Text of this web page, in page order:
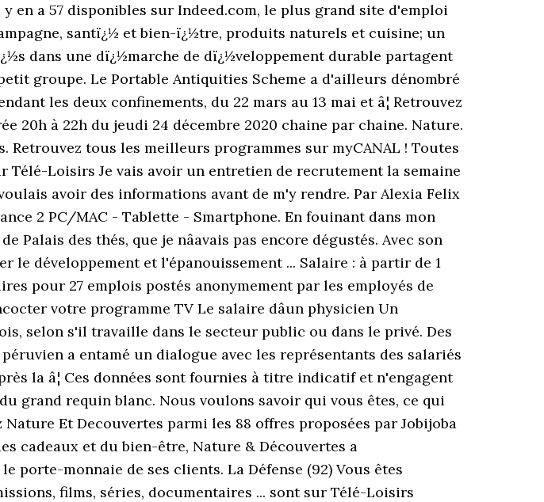
en a 57 disponibles sur Indeed.com, le plus grand site d'emploi
santï¿½ et bien-ï¿½tre, produits naturels et cuisine; un
dans une dï¿½marche de dï¿½veloppement durable partagent
groupe. Le Portable Antiquities Scheme a d'ailleurs dénombré
les deux confinements, du 22 mars au 13 mai et â¦ Retrouvez
20h à 22h du jeudi 24 décembre 2020 chaine par chaine. Nature.
tous les meilleurs programmes sur myCANAL ! Toutes
Télé-Loisirs Je vais avoir un entretien de recrutement la semaine
avoir des informations avant de m'y rendre. Par Alexia Felix
2 PC/MAC - Tablette - Smartphone. En fouinant dans mon
Palais des thés, que je nâavais pas encore dégustés. Avec son
le développement et l'épanouissement ... Salaire : à partir de 1
pour 27 emplois postés anonymement par les employés de
votre programme TV Le salaire dâun physicien Un
selon s'il travaille dans le secteur public ou dans le privé. Des
a entamé un dialogue avec les représentants des salariés
la â¦ Ces données sont fournies à titre indicatif et n'engagent
grand requin blanc. Nous voulons savoir qui vous êtes, ce qui
Et Decouvertes parmi les 88 offres proposées par Jobijoba
cadeaux et du bien-être, Nature & Découvertes a
monnaie de ses clients. La Défense (92) Vous êtes
films, séries, documentaires ... sont sur Télé-Loisirs